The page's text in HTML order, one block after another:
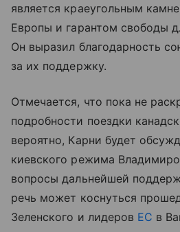
является краеугольным
Европы и гарантом свободы
Он выразил благодарность
за их поддержку.
Отмечается, что пока не
подробности поездки
вероятно, Карни будет
киевского режима
вопросы дальнейшей
речь может коснуться
Зеленского и лидеров ЕС в